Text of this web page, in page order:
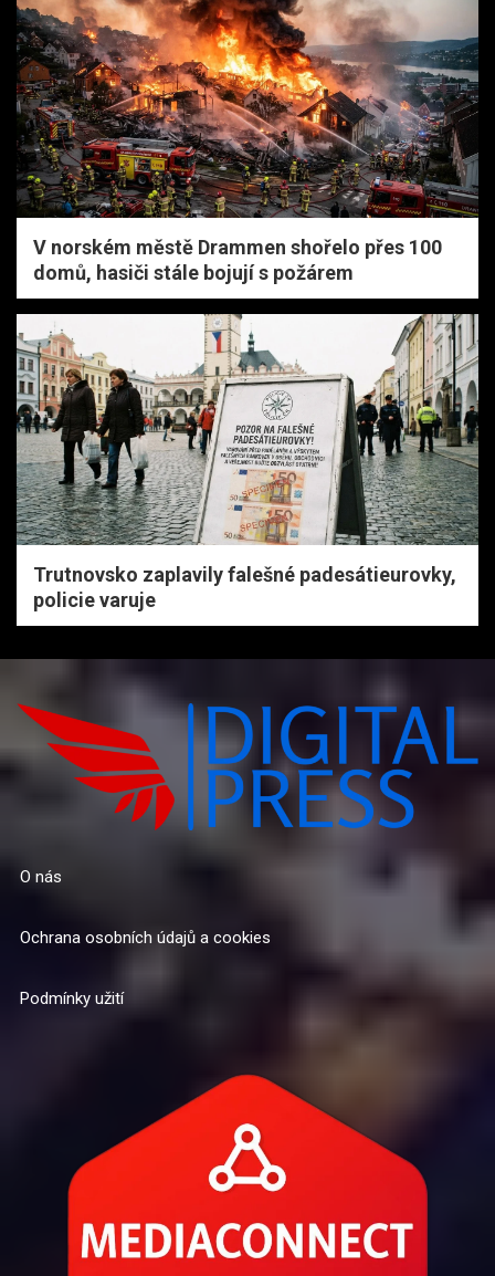
V norském městě Drammen shořelo přes 100
domů, hasiči stále bojují s požárem
Trutnovsko zaplavily falešné padesátieurovky,
policie varuje
O nás
Ochrana osobních údajů a cookies
Podmínky užití